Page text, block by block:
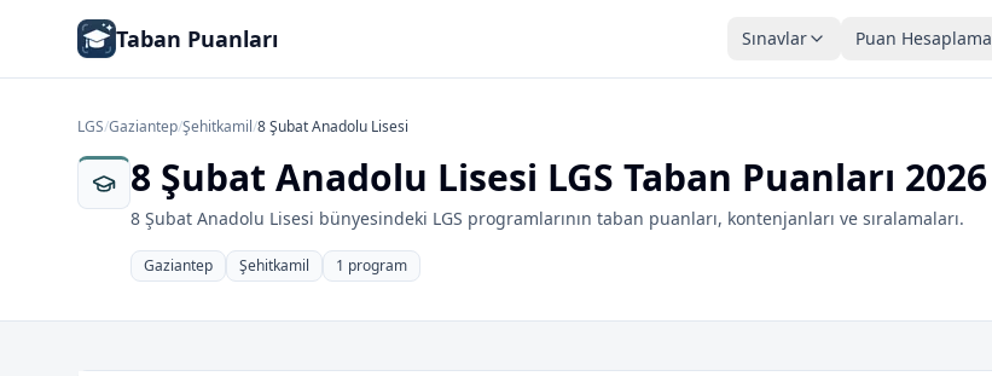
Taban Puanları Sınavlar Puan Hesaplama
LGS/Gaziantep/Şehitkamil/8 Şubat Anadolu Lisesi
8 Şubat Anadolu Lisesi LGS Taban Puanları 2026
8 Şubat Anadolu Lisesi bünyesindeki LGS programlarının taban puanları, kontenjanları ve sıralamaları.
Gaziantep Şehitkamil 1 program